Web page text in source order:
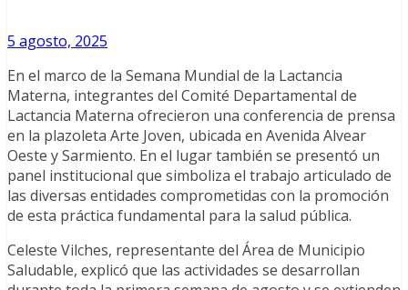
5 agosto, 2025
En el marco de la Semana Mundial de la Lactancia
Materna, integrantes del Comité Departamental de
Lactancia Materna ofrecieron una conferencia de prensa
en la plazoleta Arte Joven, ubicada en Avenida Alvear
Oeste y Sarmiento. En el lugar también se presentó un
panel institucional que simboliza el trabajo articulado de
las diversas entidades comprometidas con la promoción
de esta práctica fundamental para la salud pública.
Celeste Vilches, representante del Área de Municipio
Saludable, explicó que las actividades se desarrollan